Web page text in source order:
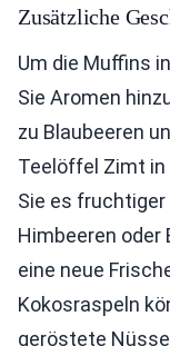
Zusätzliche
Um die Muffins
Sie Aromen
zu Blaubeeren
Teelöffel Zimt in
Sie es fruchtiger
Himbeeren oder
eine neue
Kokosraspeln
geröstete